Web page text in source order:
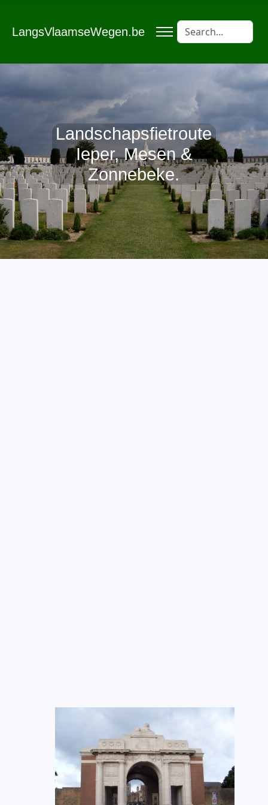
LangsVlaamseWegen.be
Landschapsfietroute
Ieper, Mesen &
Zonnebeke.